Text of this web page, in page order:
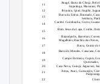
Anagé, Barra do Choça, Belo
Itapetinga, Macarani,
Ibirataia, Ipiaú, Itagibá,
Barra da Estiva, Brumado,
Senhora,
11
12
13
Caetité, Carinhanha, Cocos,
Bom Jesus da Lapa, Coribe,
14
15
16
17
18
Baianópolis, Barreiras,
Magalhães, Riachão das
Barra, Gentio do
Barra do Mendes, Canarana,
Campo Formoso, Capim,
Queimadas,
Casa Nova, Curaçá, Jaguarari,
19
20
21
Antas, Araci, Cansanção,
22